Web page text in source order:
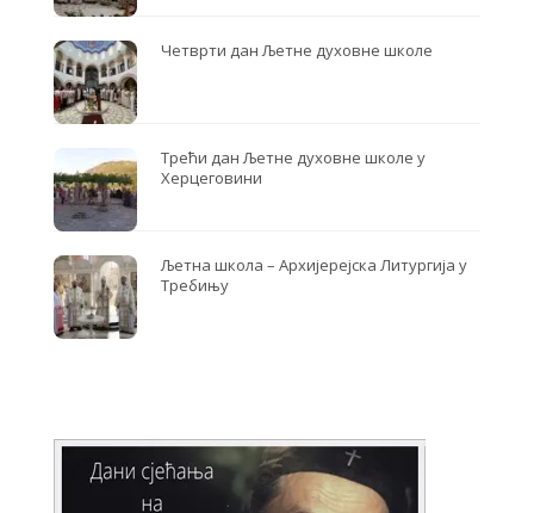
Четврти дан Љетне духовне школе
Трећи дан Љетне духовне школе у
Херцеговини
Љетна школа – Архијерејска Литургија у
Требињу